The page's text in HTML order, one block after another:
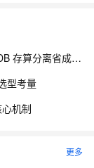
100TB 数据存储在云上成本多少？阿里云 PolarDB 存算分离省成本解析
型考量
机制
更多